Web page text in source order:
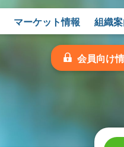
マーケット情報 組織
会員向け